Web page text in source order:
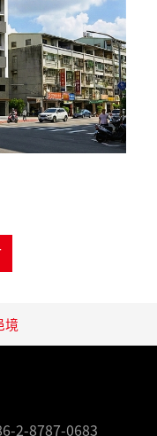
境
2-8787-0683